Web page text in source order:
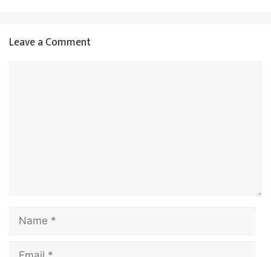
Leave a Comment
Name
Email